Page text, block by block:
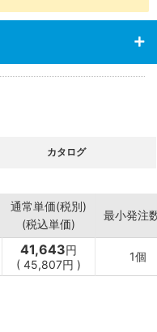
カタログ
通常単価(税別)
(税込単価)
最小発注
41,643円
( 45,807円 )
1個